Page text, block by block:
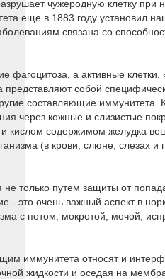
чужеродную клетку при
еще в 1883 году установил
связана со
фагоцитоза, а активные
представляют собой
составляющие иммунитета.
через кожные и слизистые
кислом содержимом желудка
(в крови, слюне,
только путем защиты от
- это очень важный аспект в
с потом, мокротой, мочой,
иммунитета относят и
жидкости и оседая на